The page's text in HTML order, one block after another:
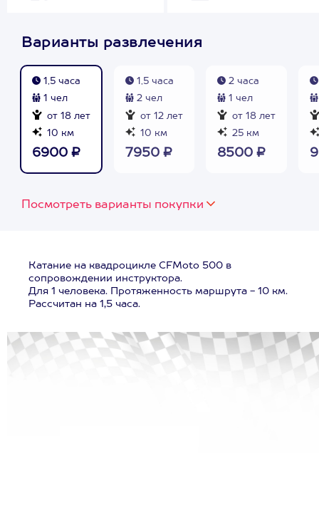
Варианты развлечения
1,5 часа
1 чел
от 18 лет
10 км
6900 ₽
1,5 часа
2 чел
от 12 лет
10 км
7950 ₽
2 часа
1 чел
от 18 лет
25 км
8500 ₽
Посмотреть варианты покупки
Катание на квадроцикле CFMoto 500 в
сопровождении инструктора.
Для 1 человека. Протяженность маршрута - 10 км.
Рассчитан на 1,5 часа.